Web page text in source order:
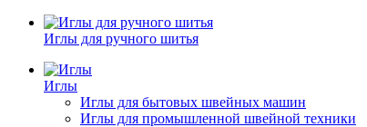
Иглы для ручного шитья
Иглы
Иглы для бытовых швейных машин
Иглы для промышленной швейной техники